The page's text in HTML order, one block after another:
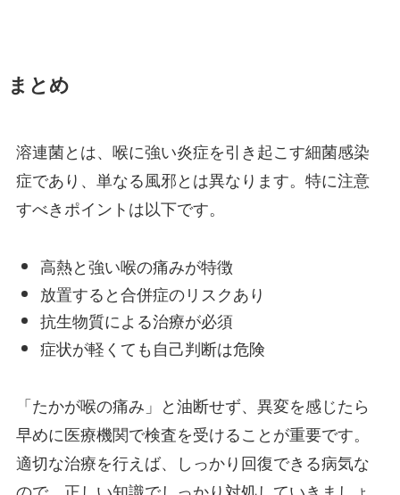
まとめ
溶連菌とは、喉に強い炎症を引き起こす細菌感染
症であり、単なる風邪とは異なります。特に注意
すべきポイントは以下です。
高熱と強い喉の痛みが特徴
放置すると合併症のリスクあり
抗生物質による治療が必須
症状が軽くても自己判断は危険
「たかが喉の痛み」と油断せず、異変を感じたら
早めに医療機関で検査を受けることが重要です。
適切な治療を行えば、しっかり回復できる病気な